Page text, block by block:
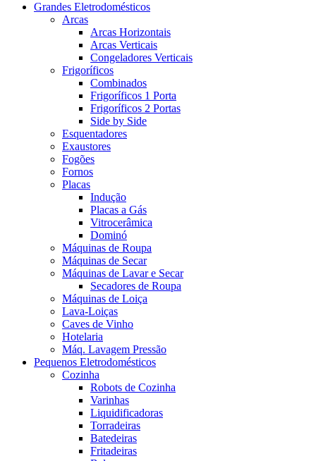
Grandes Eletrodomésticos
Arcas
Arcas Horizontais
Arcas Verticais
Congeladores Verticais
Frigoríficos
Combinados
Frigoríficos 1 Porta
Frigoríficos 2 Portas
Side by Side
Esquentadores
Exaustores
Fogões
Fornos
Placas
Indução
Placas a Gás
Vitrocerâmica
Dominó
Máquinas de Roupa
Máquinas de Secar
Máquinas de Lavar e Secar
Secadores de Roupa
Máquinas de Loiça
Lava-Loiças
Caves de Vinho
Hotelaria
Máq. Lavagem Pressão
Pequenos Eletrodomésticos
Cozinha
Robots de Cozinha
Varinhas
Liquidificadoras
Torradeiras
Batedeiras
Fritadeiras